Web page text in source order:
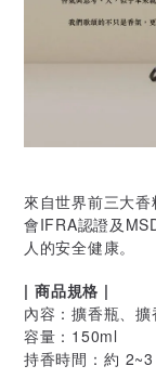
來自世界前三大
會IFRA認證及
人的安全健康。
| 商品規格 |
內容：擴香瓶、擴
容量：150ml
持香時間：約 2~3